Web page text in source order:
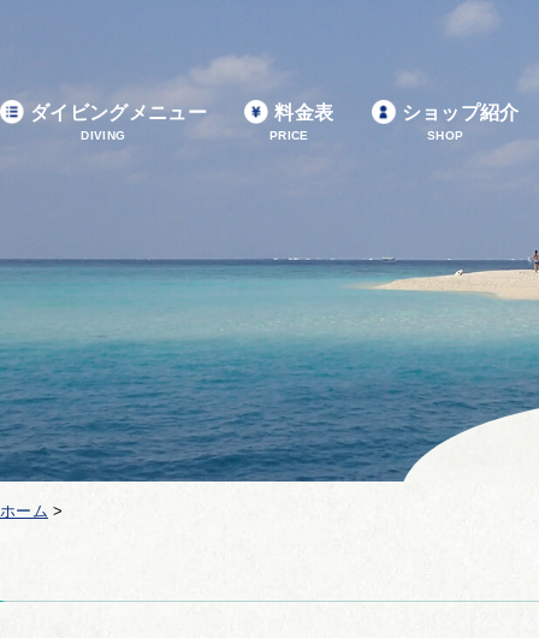
ダイビングメニュー
DIVING
料金表
PRICE
ショップ紹介
SHOP
ホーム >